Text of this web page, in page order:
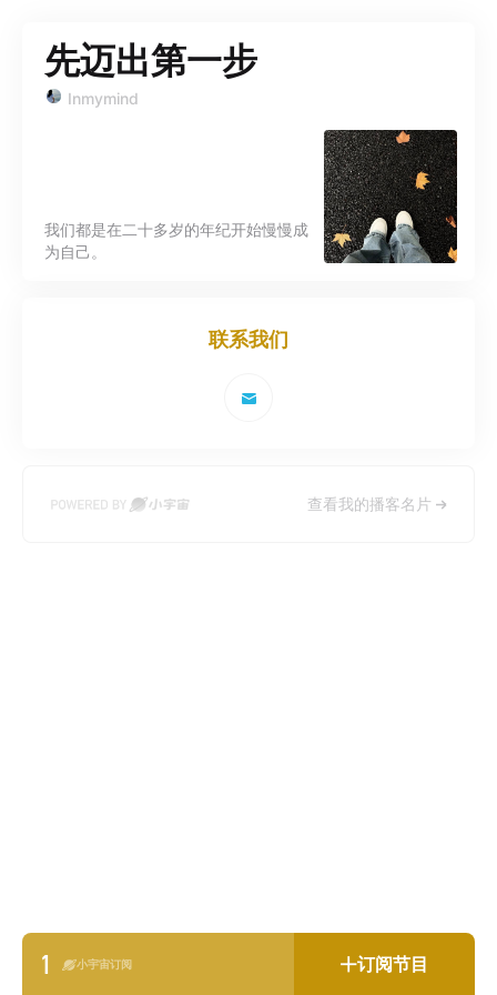
先迈出第一步
Inmymind
我们都是在二十多岁的年纪开始慢慢成
为自己。
联系我们
查看我的播客名片
1 小宇宙订阅 订阅节目